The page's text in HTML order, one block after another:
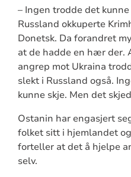
– Ingen trodde det
Russland okkuperte
Donetsk. Da forandret
at de hadde en hær der.
angrep mot Ukraina
slekt i Russland også.
kunne skje. Men det
Ostanin har engasjert
folket sitt i hjemlandet
forteller at det å hjelpe
selv.